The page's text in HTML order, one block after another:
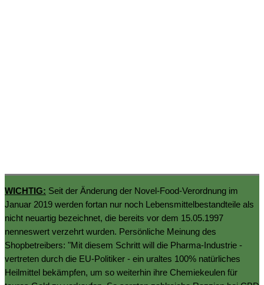
WICHTIG: Seit der Änderung der Novel-Food-Verordnung im
Januar 2019 werden fortan nur noch Lebensmittelbestandteile als
nicht neuartig bezeichnet, die bereits vor dem 15.05.1997
nenneswert verzehrt wurden. Persönliche Meinung des
Shopbetreibers: "Mit diesem Schritt will die Pharma-Industrie -
vertreten durch die EU-Politiker - ein uraltes 100% natürliches
Heilmittel bekämpfen, um so weiterhin ihre Chemiekeulen für